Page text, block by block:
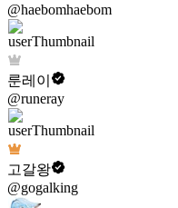
@haebomhaebom
룬레이
@runeray
고갈왕
@gogalking